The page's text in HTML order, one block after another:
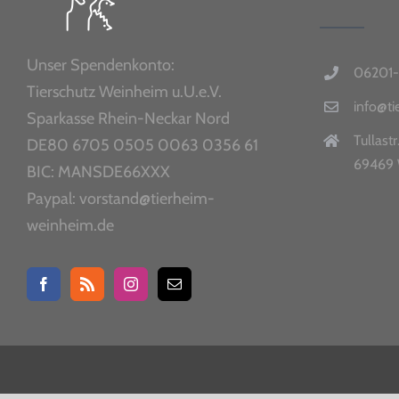
Unser Spendenkonto:
Tierschutz Weinheim u.U.e.V.
Sparkasse Rhein-Neckar Nord
DE80 6705 0505 0063 0356 61
BIC: MANSDE66XXX
Paypal: vorstand@tierheim-
weinheim.de
69469